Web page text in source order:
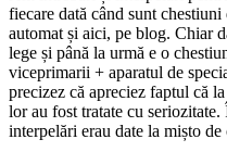
fiecare dată când sunt
automat și aici, pe blog. Chiar
lege și până la urmă e o
viceprimarii + aparatul de
precizez că apreciez faptul că
lor au fost tratate cu
interpelări erau date la mișto